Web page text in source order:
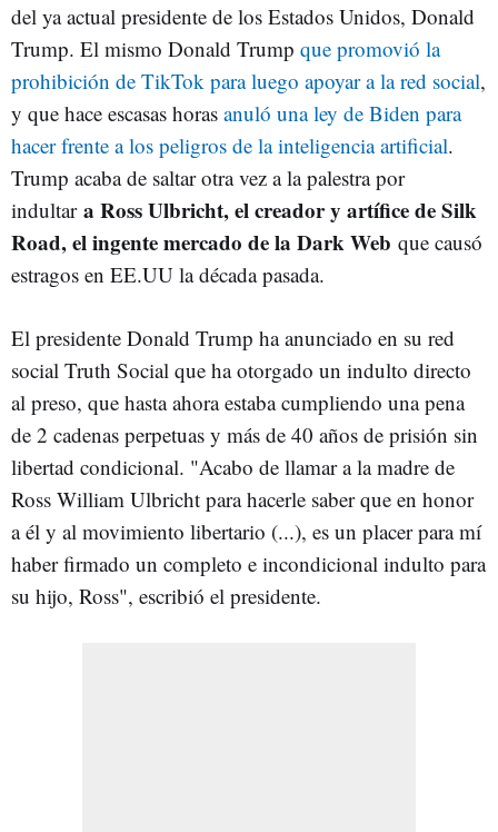
del ya actual presidente de los Estados Unidos, Donald
Trump. El mismo Donald Trump que promovió la
prohibición de TikTok para luego apoyar a la red social,
y que hace escasas horas anuló una ley de Biden para
hacer frente a los peligros de la inteligencia artificial.
Trump acaba de saltar otra vez a la palestra por
indultar a Ross Ulbricht, el creador y artífice de Silk
Road, el ingente mercado de la Dark Web que causó
estragos en EE.UU la década pasada.
El presidente Donald Trump ha anunciado en su red
social Truth Social que ha otorgado un indulto directo
al preso, que hasta ahora estaba cumpliendo una pena
de 2 cadenas perpetuas y más de 40 años de prisión sin
libertad condicional. "Acabo de llamar a la madre de
Ross William Ulbricht para hacerle saber que en honor
a él y al movimiento libertario (...), es un placer para mí
haber firmado un completo e incondicional indulto para
su hijo, Ross", escribió el presidente.